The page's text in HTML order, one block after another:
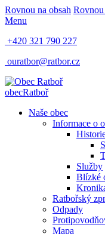
Rovnou na obsah Rovnou
Menu
+420 321 790 227
ouratbor@ratbor.cz
obecRatboř
Naše obec
Informace o
Služby
Blízké
Ratbořský
Odpady
Mapa